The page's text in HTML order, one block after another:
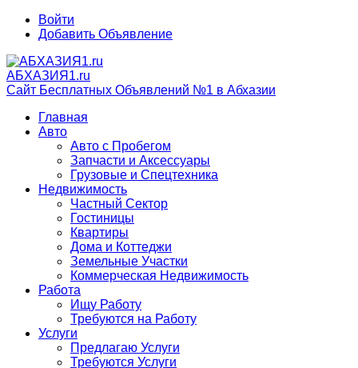
Войти
Добавить Объявление
АБХАЗИЯ1.ru
Сайт Бесплатных Объявлений №1 в Абхазии
Главная
Авто
Авто с Пробегом
Запчасти и Аксессуары
Грузовые и Спецтехника
Недвижимость
Частный Сектор
Гостиницы
Квартиры
Дома и Коттеджи
Земельные Участки
Коммерческая Недвижимость
Работа
Ищу Работу
Требуются на Работу
Услуги
Предлагаю Услуги
Требуются Услуги